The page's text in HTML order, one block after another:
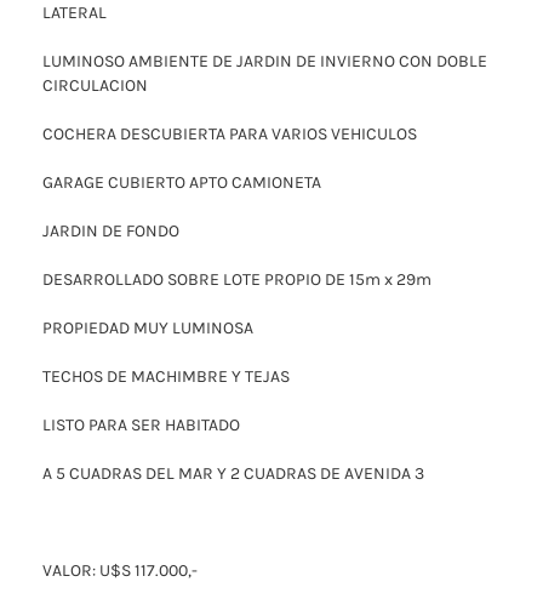
LATERAL
LUMINOSO AMBIENTE DE JARDIN DE INVIERNO CON DOBLE
CIRCULACION
COCHERA DESCUBIERTA PARA VARIOS VEHICULOS
GARAGE CUBIERTO APTO CAMIONETA
JARDIN DE FONDO
DESARROLLADO SOBRE LOTE PROPIO DE 15m x 29m
PROPIEDAD MUY LUMINOSA
TECHOS DE MACHIMBRE Y TEJAS
LISTO PARA SER HABITADO
A 5 CUADRAS DEL MAR Y 2 CUADRAS DE AVENIDA 3
VALOR: U$S 117.000,-